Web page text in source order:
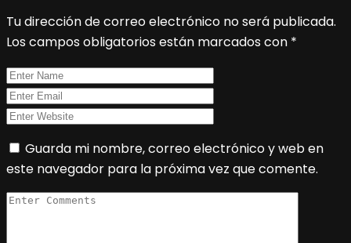
Tu dirección de correo electrónico no será publicada.
Los campos obligatorios están marcados con *
Guarda mi nombre, correo electrónico y web en
este navegador para la próxima vez que comente.